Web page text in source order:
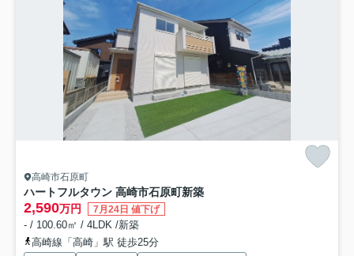
高崎市石原町
ハートフルタウン 高崎市石原町新築
2,590万円 7月24日 値下げ
- / 100.60㎡ / 4LDK /新築
高崎線「高崎」駅 徒歩25分